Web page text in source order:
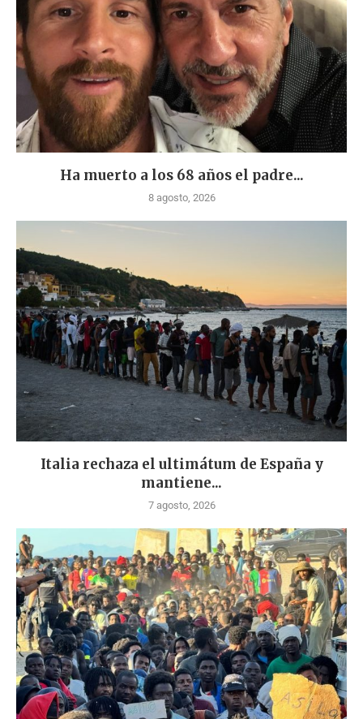
Ha muerto a los 68 años el padre...
8 agosto, 2026
Italia rechaza el ultimátum de España y
mantiene...
7 agosto, 2026